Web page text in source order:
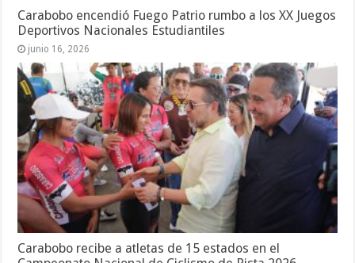
Carabobo encendió Fuego Patrio rumbo a los XX Juegos
Deportivos Nacionales Estudiantiles
junio 16, 2026
Carabobo recibe a atletas de 15 estados en el